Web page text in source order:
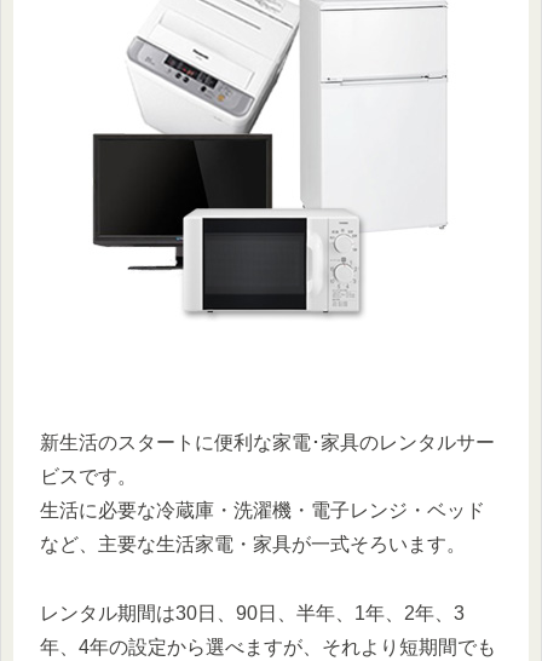
新生活のスタートに便利な家電･家具のレンタルサー
ビスです。
生活に必要な冷蔵庫・洗濯機・電子レンジ・ベッド
など、主要な生活家電・家具が一式そろいます。
レンタル期間は30日、90日、半年、1年、2年、3
年、4年の設定から選べますが、それより短期間でも